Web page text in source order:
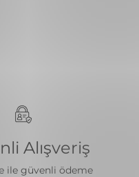
Alışveriş
ile güvenli ödeme